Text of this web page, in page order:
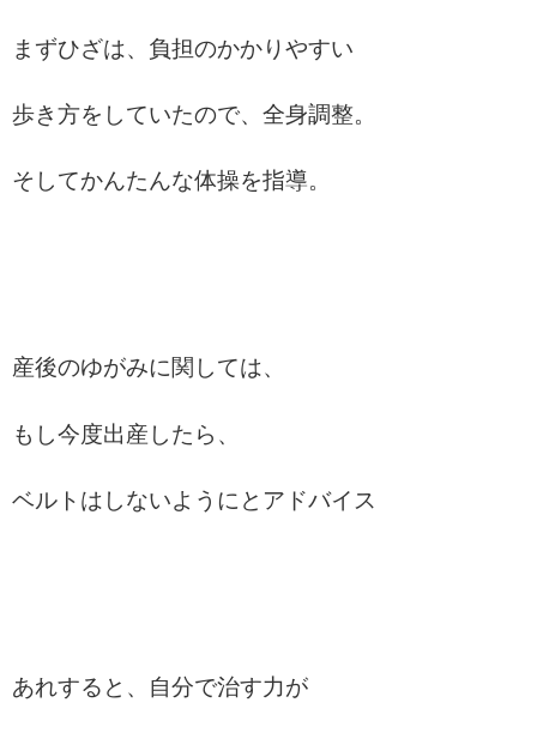
まずひざは、負担のかかりやすい
歩き方をしていたので、全身調整。
そしてかんたんな体操を指導。
産後のゆがみに関しては、
もし今度出産したら、
ベルトはしないようにとアドバイス
あれすると、自分で治す力が